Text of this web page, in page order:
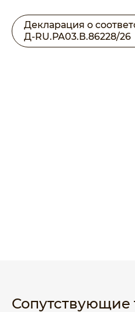
Декларация о
Д-RU.РА03.В.86228/26
Сопутствующие